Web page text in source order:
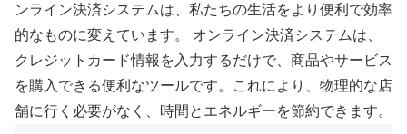
ンライン決済システムは、私たちの生活をより便利で効率
的なものに変えています。 オンライン決済システムは、
クレジットカード情報を入力するだけで、商品やサービス
を購入できる便利なツールです。これにより、物理的な店
舗に行く必要がなく、時間とエネルギーを節約できます。